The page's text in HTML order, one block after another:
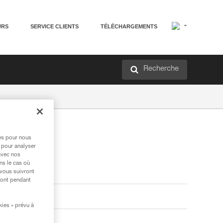
SERVICE CLIENTS TÉLÉCHARGEMENTS
Recherche
pour nous
analyser
nos
le cas où
suivront
pendant
» prévu à